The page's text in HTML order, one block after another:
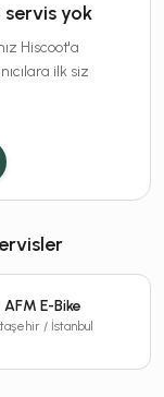
servis yok
Hiscoot'a
ilk siz
AFM E-Bike
/ İstanbul